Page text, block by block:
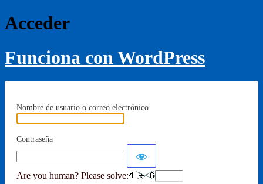
Acceder
Funciona con WordPress
Nombre de usuario o correo electrónico
Contraseña
Are you human? Please solve: